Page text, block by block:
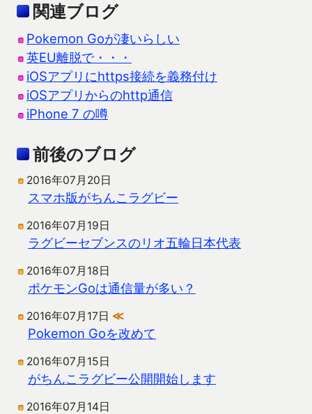
関連ブログ
Pokemon Goが凄いらしい
英EU離脱で・・・
iOSアプリにhttps接続を義務付け
iOSアプリからのhttp通信
iPhone 7 の噂
前後のブログ
2016年07月20日
スマホ版がちんこラグビー
2016年07月19日
ラグビーセブンスのリオ五輪日本代表
2016年07月18日
ポケモンGoは通信量が多い？
2016年07月17日 ≪
Pokemon Goを改めて
2016年07月15日
がちんこラグビー公開開始します
2016年07月14日